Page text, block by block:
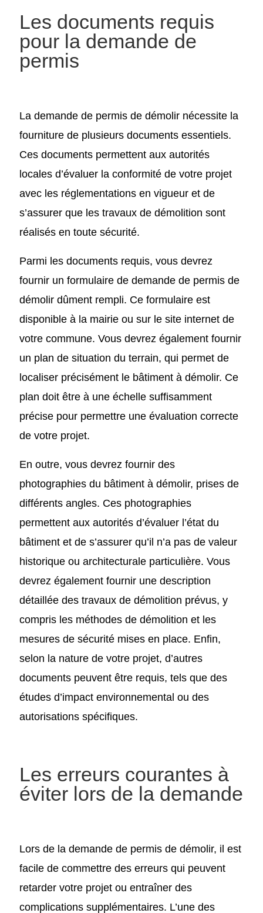
Les documents requis
pour la demande de
permis
La demande de permis de démolir nécessite la
fourniture de plusieurs documents essentiels.
Ces documents permettent aux autorités
locales d’évaluer la conformité de votre projet
avec les réglementations en vigueur et de
s’assurer que les travaux de démolition sont
réalisés en toute sécurité.
Parmi les documents requis, vous devrez
fournir un formulaire de demande de permis de
démolir dûment rempli. Ce formulaire est
disponible à la mairie ou sur le site internet de
votre commune. Vous devrez également fournir
un plan de situation du terrain, qui permet de
localiser précisément le bâtiment à démolir. Ce
plan doit être à une échelle suffisamment
précise pour permettre une évaluation correcte
de votre projet.
En outre, vous devrez fournir des
photographies du bâtiment à démolir, prises de
différents angles. Ces photographies
permettent aux autorités d’évaluer l’état du
bâtiment et de s’assurer qu’il n’a pas de valeur
historique ou architecturale particulière. Vous
devrez également fournir une description
détaillée des travaux de démolition prévus, y
compris les méthodes de démolition et les
mesures de sécurité mises en place. Enfin,
selon la nature de votre projet, d’autres
documents peuvent être requis, tels que des
études d’impact environnemental ou des
autorisations spécifiques.
Les erreurs courantes à
éviter lors de la demande
Lors de la demande de permis de démolir, il est
facile de commettre des erreurs qui peuvent
retarder votre projet ou entraîner des
complications supplémentaires. L’une des